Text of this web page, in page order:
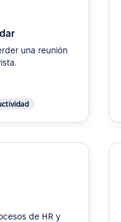
una reunión
de HR y